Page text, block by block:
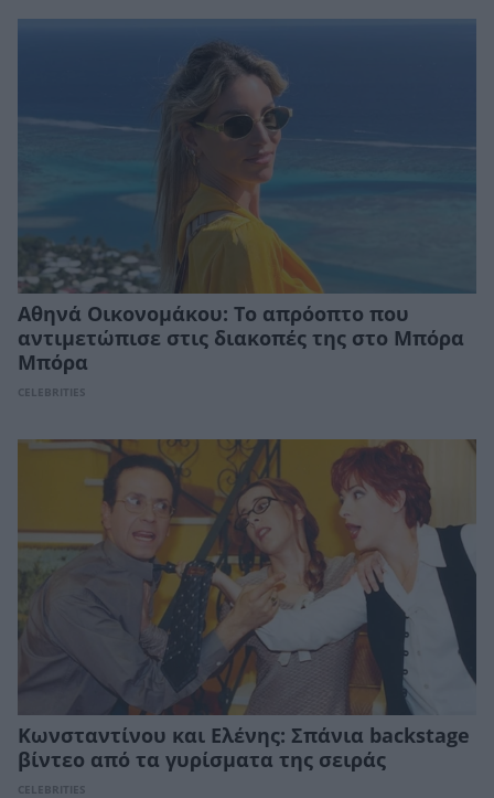
Αθηνά Οικονομάκου: Το απρόοπτο που
αντιμετώπισε στις διακοπές της στο Μπόρα
Μπόρα
CELEBRITIES
Κωνσταντίνου και Ελένης: Σπάνια backstage
βίντεο από τα γυρίσματα της σειράς
CELEBRITIES